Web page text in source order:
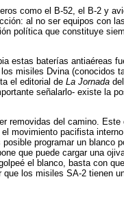
como el B-52, el B-2 y
al no ser equipos con
política que constituye
estas baterías antiaéreas
misiles Dvina (conocidos
el editorial de La Jornada
señalarlo- existe la
removidas del camino.
movimiento pacifista
posible programar un blanco
que puede cargar una
el blanco, basta con
los misiles SA-2 tienen